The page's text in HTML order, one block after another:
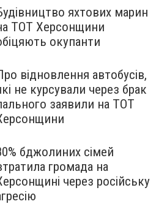
яхтових марин
ТОТ Херсонщини
окупанти
відновлення автобусів,
не курсували через брак
заявили на ТОТ
бджолиних сімей
громада на
через російську